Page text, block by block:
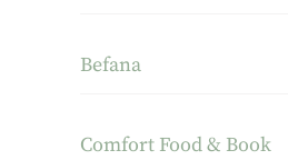
Befana
Comfort Food & Book